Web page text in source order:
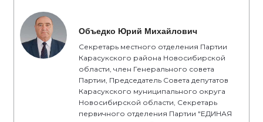
Объедко Юрий Михайлович
Секретарь местного отделения Партии
Карасукского района Новосибирской
области, член Генерального совета
Партии, Председатель Совета депутатов
Карасукского муниципального округа
Новосибирской области, Секретарь
первичного отделения Партии "ЕДИНАЯ